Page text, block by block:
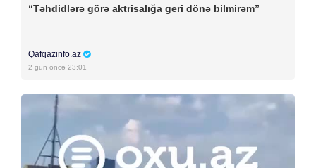
“Təhdidlərə görə aktrisalığa geri dönə bilmirəm”
Qafqazinfo.az
2 gün öncə 23:01